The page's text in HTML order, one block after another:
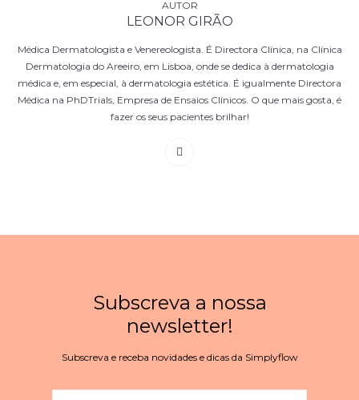
LEONOR GIRÃO
Médica Dermatologista e Venereologista. É Directora Clínica, na Clínica
Dermatologia do Areeiro, em Lisboa, onde se dedica à dermatologia
médica e, em especial, à dermatologia estética. É igualmente Directora
Médica na PhDTrials, Empresa de Ensaios Clínicos. O que mais gosta, é
fazer os seus pacientes brilhar!
Subscreva a nossa
newsletter!
Subscreva e receba novidades e dicas da Simplyflow